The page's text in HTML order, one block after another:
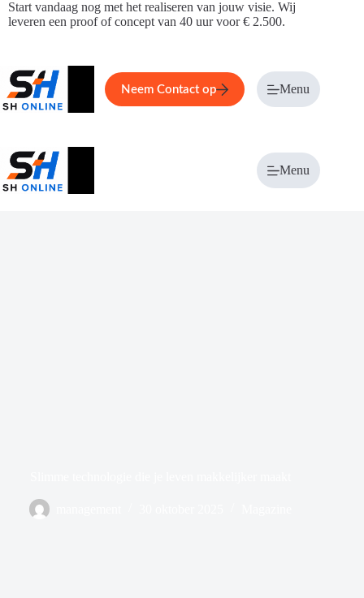
Ga
naar
Start vandaag nog met het realiseren van jouw visie. Wij
leveren een proof of concept van 40 uur voor € 2.500.
Home Service Over ons
Neem Contact op Menu
Menu